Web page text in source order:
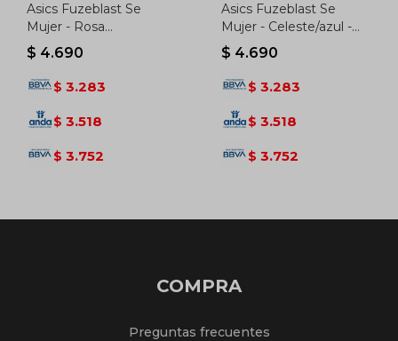
Asics Fuzeblast Se
Mujer - Rosa
Claro/purpura - Rosa
Claro-purpura
$ 4.690
$ 3.283
$ 3.518
$ 3.752
Asics Fuzeblast Se
Mujer - Celeste/azul -
Celeste-azul
$ 4.690
$ 3.283
$ 3.518
$ 3.752
COMPRA
Preguntas frecuentes